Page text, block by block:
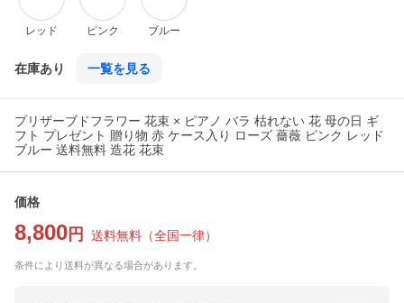
レッド ピンク ブルー
在庫あり 一覧を見る
プリザーブドフラワー 花束 × ピアノ バラ 枯れない 花 母の日 ギ
フト プレゼント 贈り物 赤 ケース入り ローズ 薔薇 ピンク レッド
ブルー 送料無料 造花 花束
価格
8,800 円 送料無料 （全国一律）
条件により送料が異なる場合があります。